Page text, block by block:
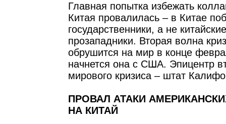
Главная попытка избежать
Китая провалилась – в Китае
государственники, а не
прозападники. Вторая волна
обрушится на мир в конце
начнется она с США. Эпицентр
мирового кризиса – штат
ПРОВАЛ АТАКИ
НА КИТАЙ